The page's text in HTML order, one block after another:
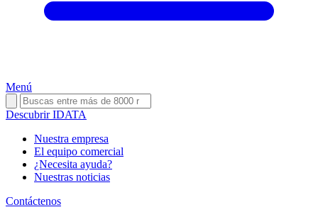
Menú
Descubrir IDATA
Nuestra empresa
El equipo comercial
¿Necesita ayuda?
Nuestras noticias
Contáctenos